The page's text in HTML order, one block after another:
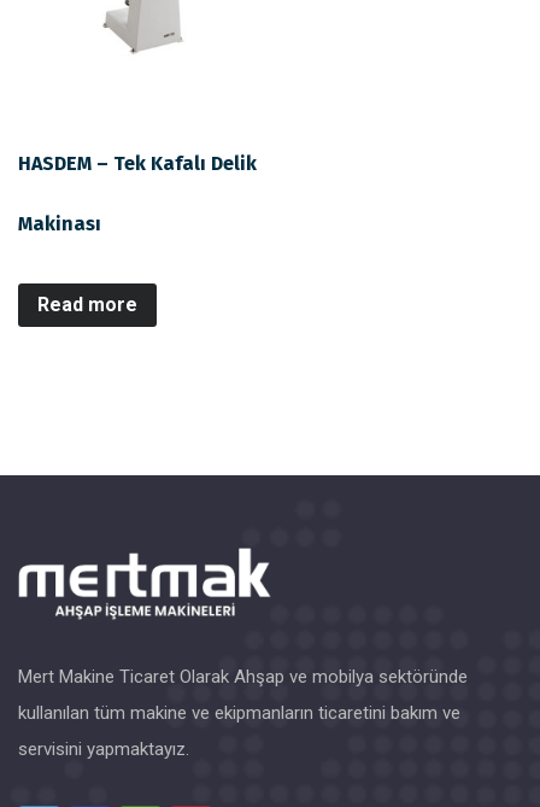
HASDEM – Tek Kafalı Delik
Makinası
Read more
Mert Makine Ticaret Olarak Ahşap ve mobilya sektöründe
kullanılan tüm makine ve ekipmanların ticaretini bakım ve
servisini yapmaktayız.